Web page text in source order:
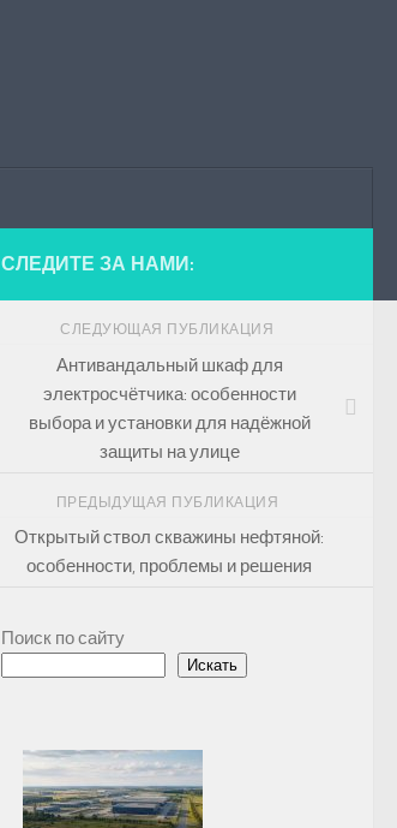
СЛЕДИТЕ ЗА НАМИ:
СЛЕДУЮЩАЯ ПУБЛИКАЦИЯ
Антивандальный шкаф для
электросчётчика: особенности
выбора и установки для надёжной
защиты на улице
ПРЕДЫДУЩАЯ ПУБЛИКАЦИЯ
Открытый ствол скважины нефтяной:
особенности, проблемы и решения
Поиск по сайту
Искать